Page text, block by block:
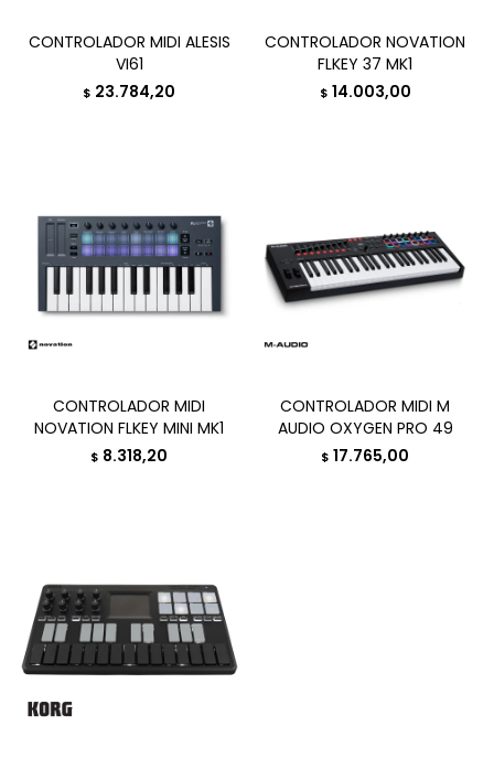
CONTROLADOR MIDI ALESIS
VI61
$ 23.784,20
CONTROLADOR NOVATION
FLKEY 37 MK1
$ 14.003,00
CONTROLADOR MIDI
NOVATION FLKEY MINI MK1
$ 8.318,20
CONTROLADOR MIDI M
AUDIO OXYGEN PRO 49
$ 17.765,00